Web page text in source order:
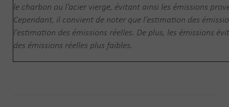
le charbon ou l’acier vierge, évitant ainsi les émissions
Cependant, il convient de noter que l’estimation des
l’estimation des émissions réelles. De plus, les émissions
des émissions réelles plus faibles.